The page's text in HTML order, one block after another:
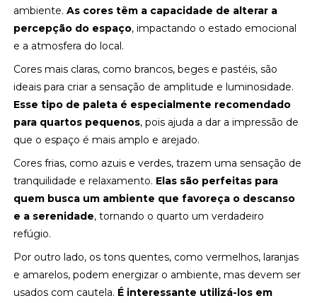
ambiente.As cores têm a capacidade de alterar a
percepção do espaço, impactando o estado emocional
e a atmosfera do local.
Cores mais claras, como brancos, beges e pastéis, são
ideais para criar a sensação de amplitude e luminosidade.
Esse tipo de paleta é especialmente recomendado
para quartos pequenos, pois ajuda a dar a impressão de
que o espaço é mais amplo e arejado.
Cores frias, como azuis e verdes, trazem uma sensação de
tranquilidade e relaxamento. Elas são perfeitas para
quem busca um ambiente que favoreça o descanso
e a serenidade, tornando o quarto um verdadeiro
refúgio.
Por outro lado, os tons quentes, como vermelhos, laranjas
e amarelos, podem energizar o ambiente, mas devem ser
usados com cautela. É interessante utilizá-los em